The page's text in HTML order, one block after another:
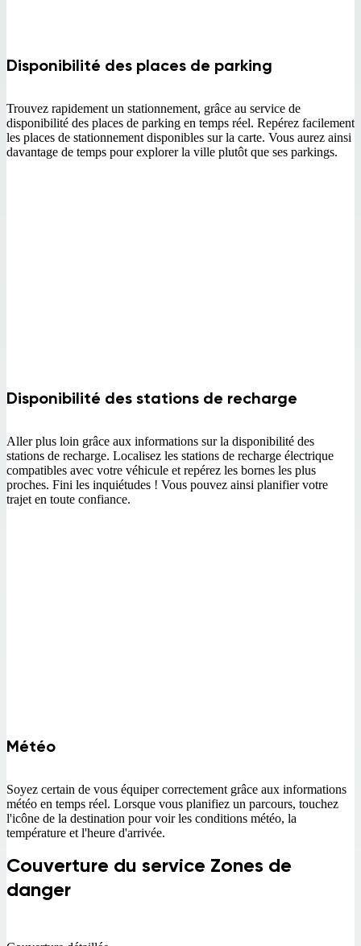
Disponibilité des places de parking
Trouvez rapidement un stationnement, grâce au service de
disponibilité des places de parking en temps réel. Repérez facilement
les places de stationnement disponibles sur la carte. Vous aurez ainsi
davantage de temps pour explorer la ville plutôt que ses parkings.
Disponibilité des stations de recharge
Aller plus loin grâce aux informations sur la disponibilité des
stations de recharge. Localisez les stations de recharge électrique
compatibles avec votre véhicule et repérez les bornes les plus
proches. Fini les inquiétudes ! Vous pouvez ainsi planifier votre
trajet en toute confiance.
Météo
Soyez certain de vous équiper correctement grâce aux informations
météo en temps réel. Lorsque vous planifiez un parcours, touchez
l'icône de la destination pour voir les conditions météo, la
température et l'heure d'arrivée.
Couverture du service Zones de
danger